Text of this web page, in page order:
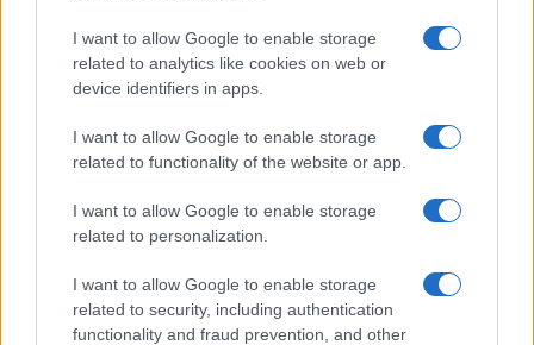
I want to allow Google to enable storage
related to analytics like cookies on web or
device identifiers in apps.
I want to allow Google to enable storage
related to functionality of the website or app.
I want to allow Google to enable storage
related to personalization.
I want to allow Google to enable storage
related to security, including authentication
functionality and fraud prevention, and other